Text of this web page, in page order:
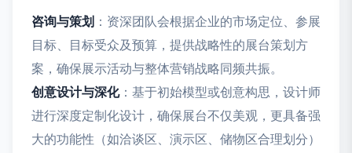
咨询与策划 ：资深团队会根据企业的市场定位、参展
目标、目标受众及预算，提供战略性的展台策划方
案，确保展示活动与整体营销战略同频共振。
创意设计与深化：基于初始模型或创意构思，设计师
进行深度定制化设计，确保展台不仅美观，更具备强
大的功能性（如洽谈区、演示区、储物区合理划分）